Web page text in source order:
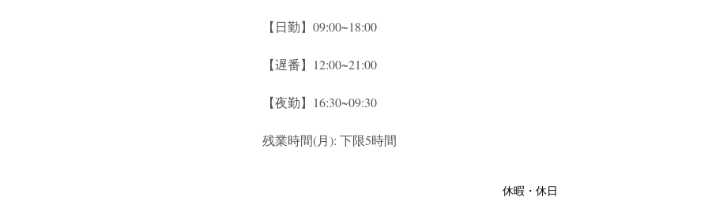
【日勤】09:00~18:00
【遅番】12:00~21:00
【夜勤】16:30~09:30
残業時間(月): 下限5時間
休暇・休日